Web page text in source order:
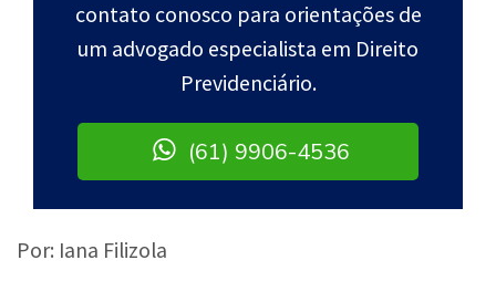
contato conosco para orientações de
um advogado especialista em Direito
Previdenciário.
(61) 9906-4536
Por: Iana Filizola